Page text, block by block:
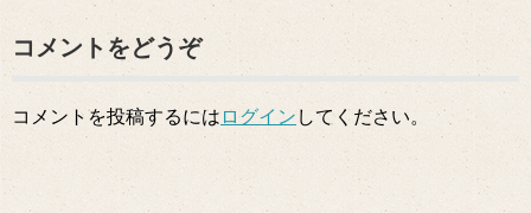
コメントをどうぞ
コメントを投稿するには ログイン してください。